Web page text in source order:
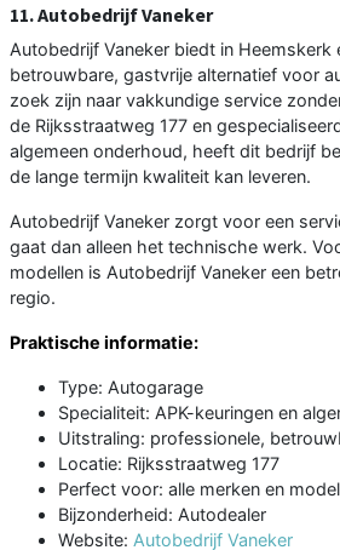
11. Autobedrijf Vaneker
Autobedrijf Vaneker biedt in Heemskerk
betrouwbare, gastvrije alternatief voor
zoek zijn naar vakkundige service
de Rijksstraatweg 177 en
algemeen onderhoud, heeft dit bedrijf
de lange termijn kwaliteit kan leveren.
Autobedrijf Vaneker zorgt voor een
gaat dan alleen het technische werk.
modellen is Autobedrijf Vaneker een
regio.
Praktische informatie:
Type: Autogarage
Specialiteit: APK-keuringen en
Uitstraling: professionele,
Locatie: Rijksstraatweg 177
Perfect voor: alle merken en
Bijzonderheid: Autodealer
Website: Autobedrijf Vaneker